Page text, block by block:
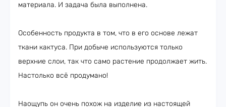
материала. И задача была выполнена.
Особенность продукта в том, что в его основе лежат
ткани кактуса. При добыче используются только
верхние слои, так что само растение продолжает жить.
Настолько всё продумано!
Наощупь он очень похож на изделие из настоящей